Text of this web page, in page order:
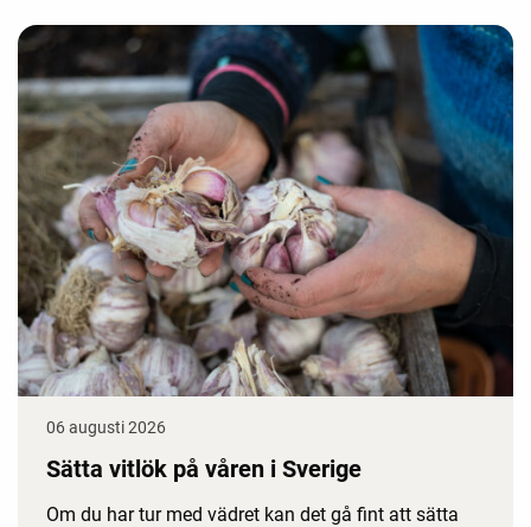
06 augusti 2026
Sätta vitlök på våren i Sverige
Om du har tur med vädret kan det gå fint att sätta